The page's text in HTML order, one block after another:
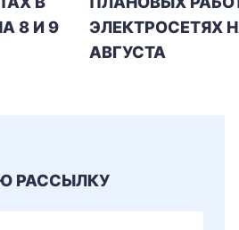
8 И 9
ЭЛЕКТРОСЕТЯХ
АВГУСТА
РАССЫЛКУ